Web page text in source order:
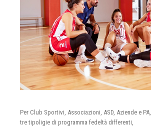
Per Club Sportivi, Associazioni, ASD, Aziende e PA,
tre tipoligie di programma fedeltà differenti,